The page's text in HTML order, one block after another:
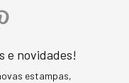
e novidades!
estampas,